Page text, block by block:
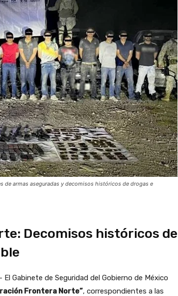
de armas aseguradas y decomisos históricos de drogas e
Decomisos históricos de
El Gabinete de Seguridad del Gobierno de México
Frontera Norte”, correspondientes a las